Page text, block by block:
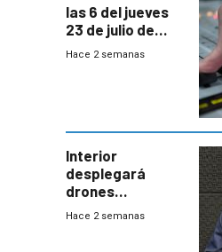
las 6 del jueves
23 de julio de
2026
Hace 2 semanas
Interior
desplegará
drones
autónomos para
Hace 2 semanas